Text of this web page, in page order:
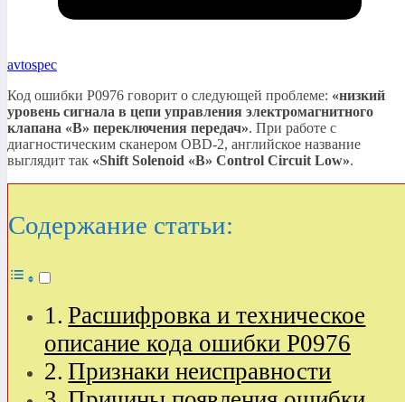
avtospec
Код ошибки P0976 говорит о следующей проблеме: «низкий
уровень сигнала в цепи управления электромагнитного
клапана «B» переключения передач». При работе с
диагностическим сканером OBD-2, английское название
выглядит так «Shift Solenoid «B» Control Circuit Low».
Содержание статьи:
Расшифровка и техническое
описание кода ошибки P0976
Признаки неисправности